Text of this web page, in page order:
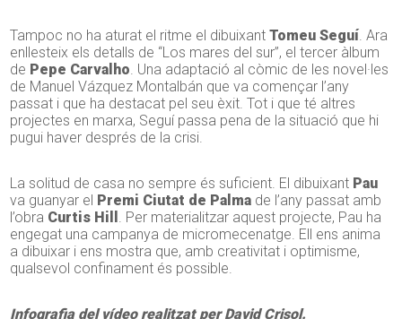
Tampoc no ha aturat el ritme el dibuixantTomeu Seguí. Ara
enllesteix els detalls de “Los mares del sur”, el tercer àlbum
de Pepe Carvalho. Una adaptació al còmic de les novel·les
de Manuel Vázquez Montalbán que va començar l’any
passat i que ha destacat pel seu èxit. Tot i que té altres
projectes en marxa, Seguí passa pena de la situació que hi
pugui haver després de la crisi.
La solitud de casa no sempre és suficient. El dibuixant Pau
va guanyar el Premi Ciutat de Palma de l’any passat amb
l’obra Curtis Hill . Per materialitzar aquest projecte, Pau ha
engegat una campanya de micromecenatge. Ell ens anima
a dibuixar i ens mostra que, amb creativitat i optimisme,
qualsevol confinament és possible.
Infografia del vídeo realitzat per David Crisol.